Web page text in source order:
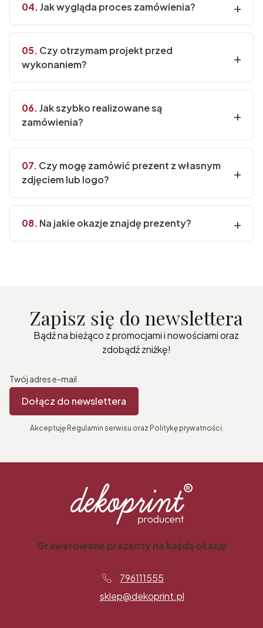
Jak wygląda proces zamówienia?
Czy otrzymam projekt przed
wykonaniem?
Jak szybko realizowane są
zamówienia?
Czy mogę zamówić prezent z własnym
zdjęciem lub logo?
Na jakie okazje znajdę prezenty?
Zapisz się do newslettera
Bądź na bieżąco z promocjami i nowościami oraz
zdobądź zniżkę!
Twój adres e-mail
Dołącz do newslettera
Akceptuję Regulamin serwisu oraz Politykę prywatności.
Grawerowane prezenty na każdą okazję
796111555
sklep@dekoprint.pl